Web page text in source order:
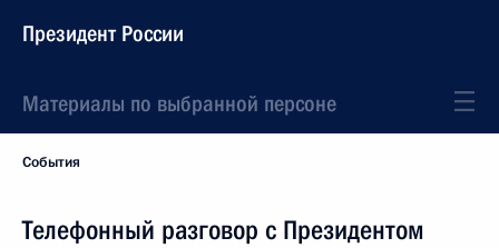
Президент России
Материалы по выбранной персоне
События
Телефонный разговор с Президентом